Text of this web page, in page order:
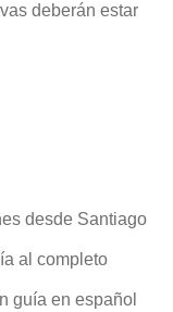
deberán estar
desde Santiago
al completo
guía en español